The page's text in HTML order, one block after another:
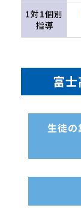
1対1個別
指導
富
生徒